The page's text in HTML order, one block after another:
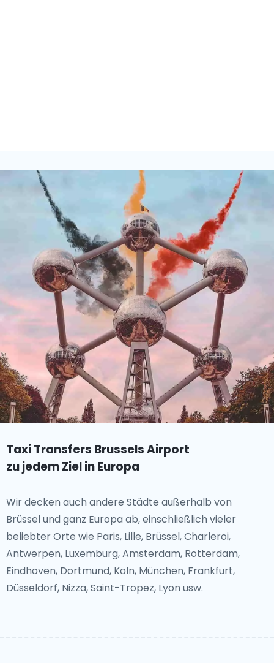
Taxi Transfers Brussels Airport
zu jedem Ziel in Europa
Wir decken auch andere Städte außerhalb von
Brüssel und ganz Europa ab, einschließlich vieler
beliebter Orte wie Paris, Lille, Brüssel, Charleroi,
Antwerpen, Luxemburg, Amsterdam, Rotterdam,
Eindhoven, Dortmund, Köln, München, Frankfurt,
Düsseldorf, Nizza, Saint-Tropez, Lyon usw.